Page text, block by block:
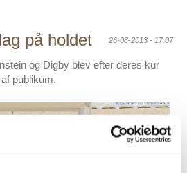
på holdet 26-08-2013 - 17:07
og Digby blev efter deres kür
publikum.